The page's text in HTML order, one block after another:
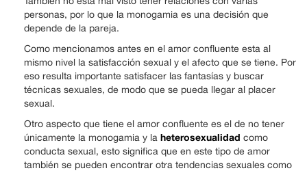
personas, por lo que la monogamia es una decisión que
depende de la pareja.
Como mencionamos antes en el amor confluente esta al
mismo nivel la satisfacción sexual y el afecto que se tiene. Por
eso resulta importante satisfacer las fantasías y buscar
técnicas sexuales, de modo que se pueda llegar al placer
sexual.
Otro aspecto que tiene el amor confluente es el de no tener
únicamente la monogamia y la heterosexualidad como
conducta sexual, esto significa que en este tipo de amor
también se pueden encontrar otra tendencias sexuales como